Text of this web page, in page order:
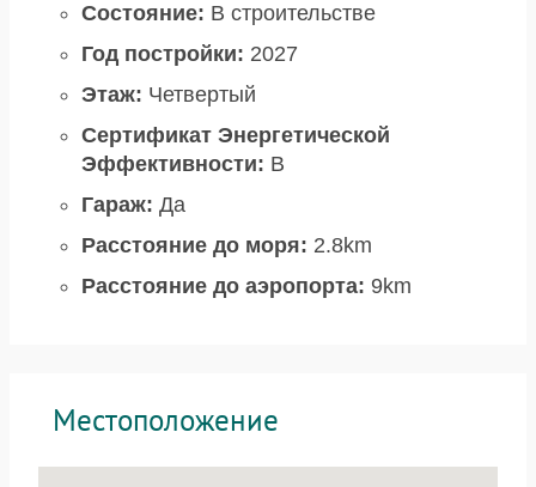
Состояние: В строительстве
Год постройки: 2027
Этаж: Четвертый
Сертификат Энергетической
Эффективности: B
Гараж: Да
Расстояние до моря: 2.8km
Расстояние до аэропорта: 9km
Местоположение